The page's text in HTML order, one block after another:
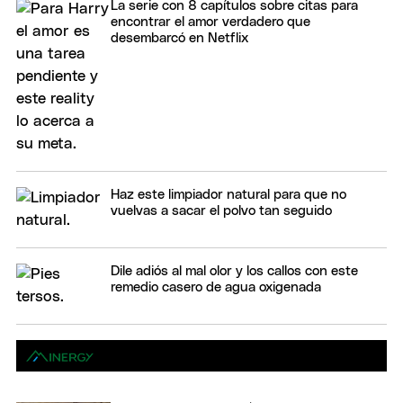
La serie con 8 capítulos sobre citas para
encontrar el amor verdadero que
desembarcó en Netflix
Haz este limpiador natural para que no
vuelvas a sacar el polvo tan seguido
Dile adiós al mal olor y los callos con este
remedio casero de agua oxigenada